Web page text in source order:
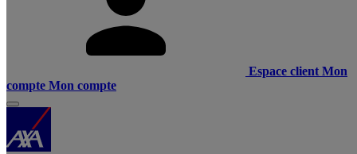
Espace client Mon
compte Mon compte